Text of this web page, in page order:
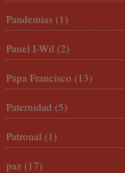
Pandemias (1)
Panel I-Wil (2)
Papa Francisco (13)
Paternidad (5)
Patronal (1)
paz (17)